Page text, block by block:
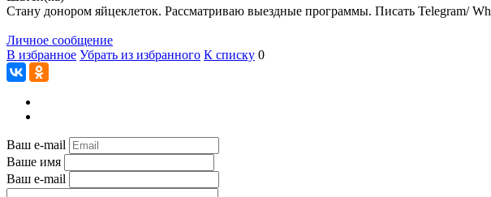
Стану донором яйцеклеток. Рассматриваю выездные программы. Писать Telegram/
Личное сообщение
В избранное Убрать из избранного К списку 0
Ваш e-mail
Ваше имя
Ваш e-mail